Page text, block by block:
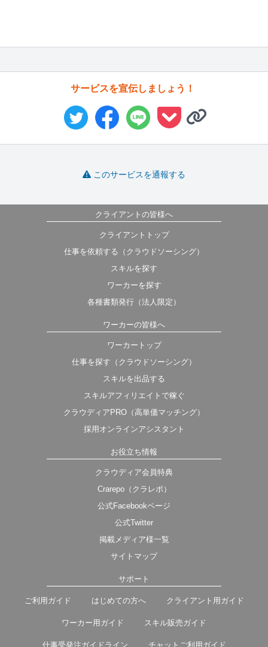
サービスを宣伝しましょう！
このサービスを通報する
クライアントの皆様へ
クライアントトップ
仕事を依頼する（クラウドソーシング）
スキルを探す
ワーカーを探す
各種書類発行（法人限定）
ワーカーの皆様へ
ワーカートップ
仕事を探す（クラウドソーシング）
スキルを出品する
スキルアフィリエイトで稼ぐ
クラウディアPRO（高単価マッチング）
採用オンラインアシスタント
お役立ち情報
クラウディア会員特典
Crarepo（クラレポ）
公式Facebookページ
公式Twitter
掲載メディア様一覧
サイトマップ
サポート
ご利用ガイド はじめての方へ クライアント用ガイド
ワーカー用ガイド スキル販売ガイド
仕事受発注ガイドライン チャットご利用ガイド